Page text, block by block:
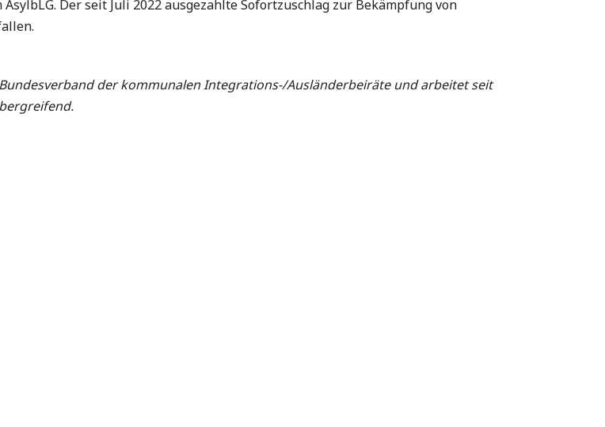
Der seit Juli 2022 ausgezahlte Sofortzuschlag zur Bekämpfung von
der kommunalen Integrations-/Ausländerbeiräte und arbeitet seit